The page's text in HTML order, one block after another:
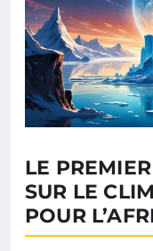
LE
SUR LE
POUR